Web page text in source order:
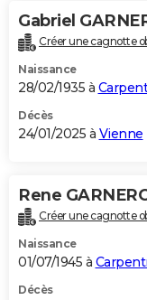
Gabriel
Créer une cagnotte
Naissance
28/02/1935 à
Décès
24/01/2025 à Vienne
Rene
Créer une cagnotte
Naissance
01/07/1945 à
Décès